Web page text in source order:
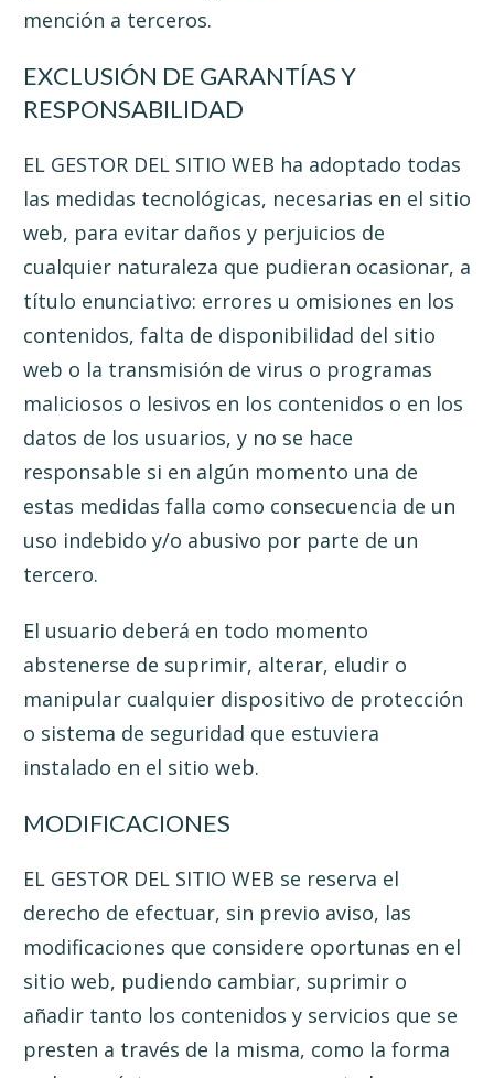
mención a terceros.
EXCLUSIÓN DE GARANTÍAS Y
RESPONSABILIDAD
EL GESTOR DEL SITIO WEB ha adoptado todas
las medidas tecnológicas, necesarias en el sitio
web, para evitar daños y perjuicios de
cualquier naturaleza que pudieran ocasionar, a
título enunciativo: errores u omisiones en los
contenidos, falta de disponibilidad del sitio
web o la transmisión de virus o programas
maliciosos o lesivos en los contenidos o en los
datos de los usuarios, y no se hace
responsable si en algún momento una de
estas medidas falla como consecuencia de un
uso indebido y/o abusivo por parte de un
tercero.
El usuario deberá en todo momento
abstenerse de suprimir, alterar, eludir o
manipular cualquier dispositivo de protección
o sistema de seguridad que estuviera
instalado en el sitio web.
MODIFICACIONES
EL GESTOR DEL SITIO WEB se reserva el
derecho de efectuar, sin previo aviso, las
modificaciones que considere oportunas en el
sitio web, pudiendo cambiar, suprimir o
añadir tanto los contenidos y servicios que se
presten a través de la misma, como la forma